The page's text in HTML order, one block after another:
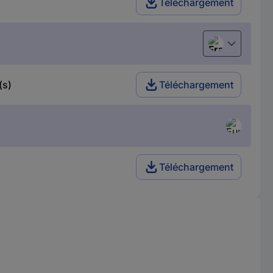
Téléchargement
Français
Téléchargement
Téléchargement